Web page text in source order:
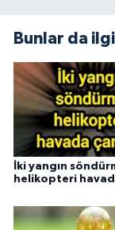
Bunlar da
İki yangın
helikopteri